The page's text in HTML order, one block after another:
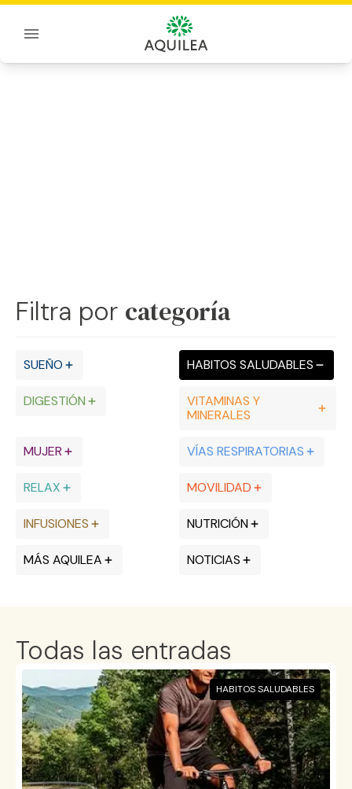
Blog
Filtra por categoría
SUEÑO HABITOS SALUDABLES
DIGESTIÓN
VITAMINAS Y
MINERALES
MUJER VÍAS RESPIRATORIAS
RELAX MOVILIDAD
INFUSIONES NUTRICIÓN
MÁS AQUILEA NOTICIAS
Todas las entradas
HABITOS SALUDABLES